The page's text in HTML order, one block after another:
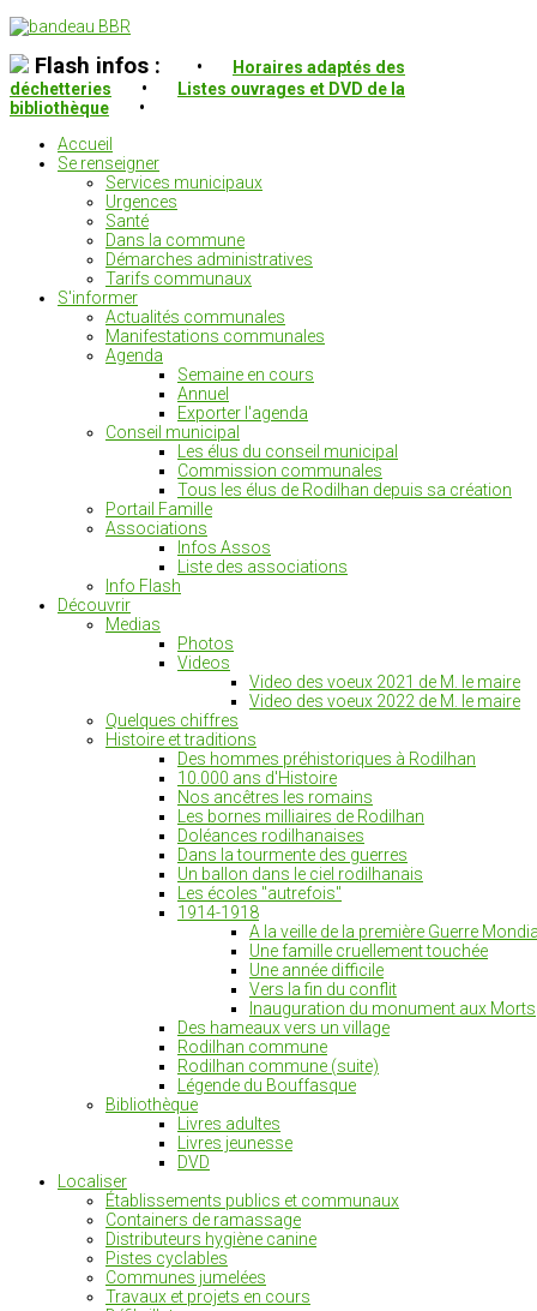
Flash infos : •
Horaires adaptés des
déchetteries
•
Listes ouvrages et DVD de la
bibliothèque
•
Accueil
Se renseigner
Services municipaux
Urgences
Santé
Dans la commune
Démarches administratives
Tarifs communaux
S'informer
Actualités communales
Manifestations communales
Agenda
Semaine en cours
Annuel
Exporter l'agenda
Conseil municipal
Les élus du conseil municipal
Commission communales
Tous les élus de Rodilhan depuis sa création
Portail Famille
Associations
Infos Assos
Liste des associations
Info Flash
Découvrir
Medias
Photos
Videos
Video des voeux 2021 de M. le maire
Video des voeux 2022 de M. le maire
Quelques chiffres
Histoire et traditions
Des hommes préhistoriques à Rodilhan
10.000 ans d'Histoire
Nos ancêtres les romains
Les bornes milliaires de Rodilhan
Doléances rodilhanaises
Dans la tourmente des guerres
Un ballon dans le ciel rodilhanais
Les écoles "autrefois"
1914-1918
A la veille de la première Guerre
Une famille cruellement touchée
Une année difficile
Vers la fin du conflit
Inauguration du monument aux Morts
Des hameaux vers un village
Rodilhan commune
Rodilhan commune (suite)
Légende du Bouffasque
Bibliothèque
Livres adultes
Livres jeunesse
DVD
Localiser
Établissements publics et communaux
Containers de ramassage
Distributeurs hygiène canine
Pistes cyclables
Communes jumelées
Travaux et projets en cours